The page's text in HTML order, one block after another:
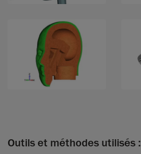
Outils et méthodes utilisés :